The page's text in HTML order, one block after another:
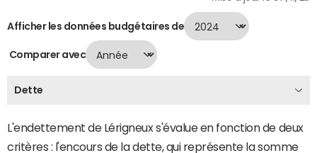
Afficher les données budgétaires de
Comparer avec
Dette
L'endettement de Lérigneux s'évalue en fonction de deux
critères : l'encours de la dette, qui représente la somme